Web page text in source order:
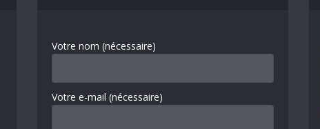
Votre nom (nécessaire)
Votre e-mail (nécessaire)